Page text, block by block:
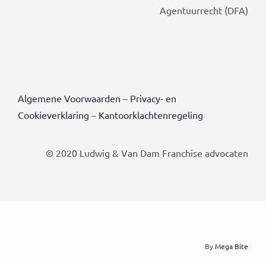
Agentuurrecht (DFA)
Algemene Voorwaarden – Privacy- en
Cookieverklaring – Kantoorklachtenregeling
© 2020 Ludwig & Van Dam Franchise advocaten
ByMega Bite